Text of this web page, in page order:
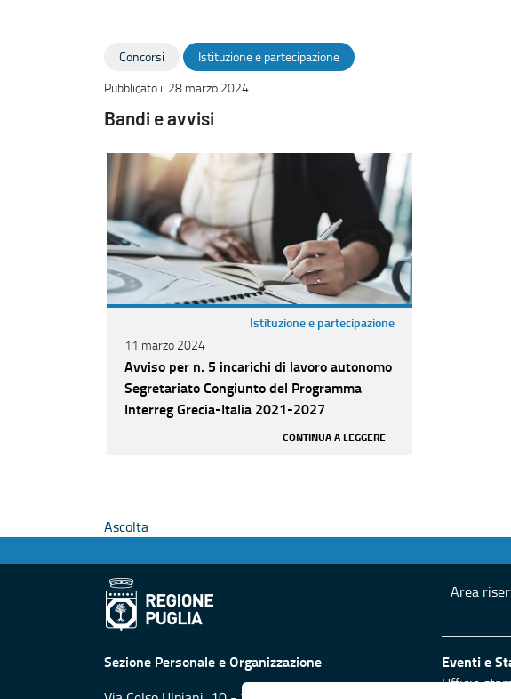
Concorsi
Istituzione e partecipazione
Pubblicato il 28 marzo 2024
Bandi e avvisi
Istituzione e partecipazione
11 marzo 2024
Avviso per n. 5 incarichi di lavoro autonomo
Segretariato Congiunto del Programma
Interreg Grecia-Italia 2021-2027
CONTINUA A LEGGERE
Ascolta
Area
Sezione Personale e Organizzazione Eventi e
Ufficio